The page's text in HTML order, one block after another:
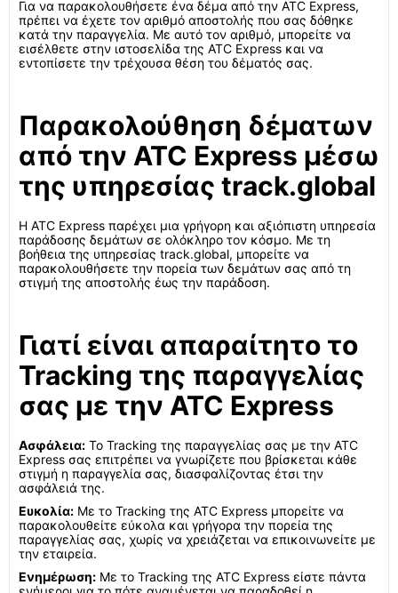
Για να παρακολουθήσετε ένα δέμα από την ATC Express,
πρέπει να έχετε τον αριθμό αποστολής που σας δόθηκε
κατά την παραγγελία. Με αυτό τον αριθμό, μπορείτε να
εισέλθετε στην ιστοσελίδα της ATC Express και να
εντοπίσετε την τρέχουσα θέση του δέματός σας.
Παρακολούθηση δέματων
από την ATC Express μέσω
της υπηρεσίας track.global
Η ATC Express παρέχει μια γρήγορη και αξιόπιστη υπηρεσία
παράδοσης δεμάτων σε ολόκληρο τον κόσμο. Με τη
βοήθεια της υπηρεσίας track.global, μπορείτε να
παρακολουθήσετε την πορεία των δεμάτων σας από τη
στιγμή της αποστολής έως την παράδοση.
Γιατί είναι απαραίτητο το
Tracking της παραγγελίας
σας με την ATC Express
Ασφάλεια: Το Tracking της παραγγελίας σας με την ATC
Express σας επιτρέπει να γνωρίζετε που βρίσκεται κάθε
στιγμή η παραγγελία σας, διασφαλίζοντας έτσι την
ασφάλειά της.
Ευκολία: Με το Tracking της ATC Express μπορείτε να
παρακολουθείτε εύκολα και γρήγορα την πορεία της
παραγγελίας σας, χωρίς να χρειάζεται να επικοινωνείτε με
την εταιρεία.
Ενημέρωση: Με το Tracking της ATC Express είστε πάντα